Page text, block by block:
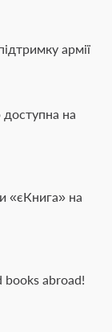
армії
на
«єКнига» на
books abroad!